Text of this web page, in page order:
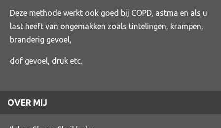
Deze methode werkt ook goed bij COPD, astma en als u
last heeft van ongemakken zoals tintelingen, krampen,
branderig gevoel,
dof gevoel, druk etc.
OVER MIJ